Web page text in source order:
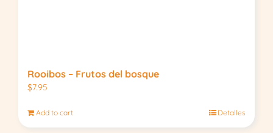
Rooibos – Frutos del bosque
$7.95
Add to cart Detalles